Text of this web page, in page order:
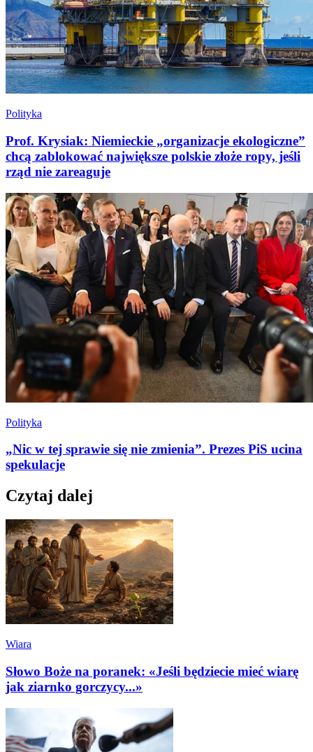
Polityka
Prof. Krysiak: Niemieckie „organizacje ekologiczne”
chcą zablokować największe polskie złoże ropy, jeśli
rząd nie zareaguje
Polityka
„Nic w tej sprawie się nie zmienia”. Prezes PiS ucina
spekulacje
Czytaj dalej
Wiara
Słowo Boże na poranek: «Jeśli będziecie mieć wiarę
jak ziarnko gorczycy...»